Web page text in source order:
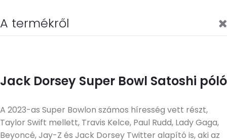
A termékről
Jack Dorsey Super Bowl Satoshi póló
A 2023-as Super Bowlon számos híresség vett részt,
Taylor Swift mellett, Travis Kelce, Paul Rudd, Lady Gaga,
Beyoncé, Jay-Z és Jack Dorsey Twitter alapító is, aki az